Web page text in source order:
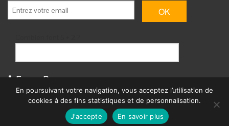
Espace Pro
Magazine et site web d’annonces immobilières
Actualité immobilière à Nice, Cannes et de la côte d’Azur
Mentions Légales et RGPD
En poursuivant votre navigation, vous acceptez l’utilisation de
cookies à des fins statistiques et de personnalisation.
J'accepte
En savoir plus